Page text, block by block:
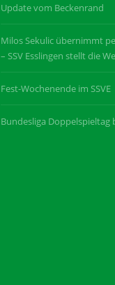
Update vom Beckenrand
Milos Sekulic übernimmt
– SSV Esslingen stellt die
Fest-Wochenende im SSVE
Bundesliga